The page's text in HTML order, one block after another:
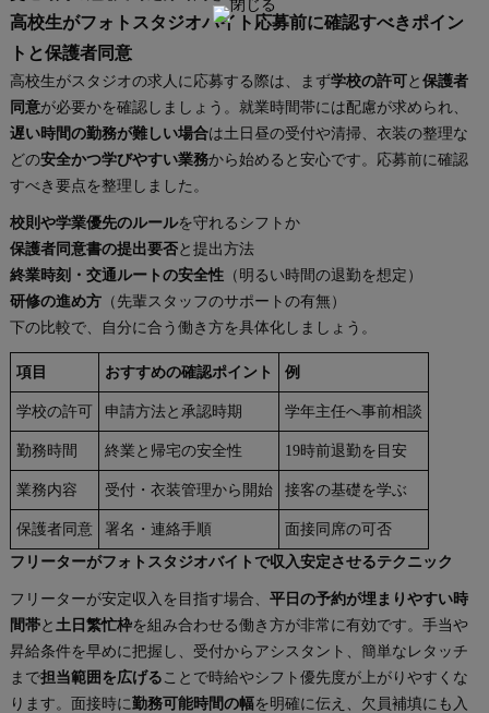
高校生がフォトスタジオバイト応募前に確認すべきポイン
トと保護者同意
高校生がスタジオの求人に応募する際は、まず学校の許可と 保護者
同意が必要かを確認しましょう。就業時間帯には配慮が求められ、
遅い時間の勤務が難しい場合は土日昼の受付や清掃、衣装の整理な
どの安全かつ学びやすい業務から始めると安心です。応募前に確認
すべき要点を整理しました。
校則や学業優先のルールを守れるシフトか
保護者同意書の提出要否と提出方法
終業時刻・交通ルートの安全性（明るい時間の退勤を想定）
研修の進め方（先輩スタッフのサポートの有無）
下の比較で、自分に合う働き方を具体化しましょう。
項目 おすすめの確認ポイント 例
学校の許可 申請方法と承認時期 学年主任へ事前相談
勤務時間 終業と帰宅の安全性 19時前退勤を目安
業務内容 受付・衣装管理から開始 接客の基礎を学ぶ
保護者同意 署名・連絡手順
面接同席の可否
フリーターがフォトスタジオバイトで収入安定させるテクニック
フリーターが安定収入を目指す場合、 平日の予約が埋まりやすい時
間帯と 土日繁忙枠を組み合わせる働き方が非常に有効です。手当や
昇給条件を早めに把握し、受付からアシスタント、簡単なレタッチ
まで担当範囲を広げる ことで時給やシフト優先度が上がりやすくな
ります。面接時に勤務可能時間の幅を明確に伝え、欠員補填にも入